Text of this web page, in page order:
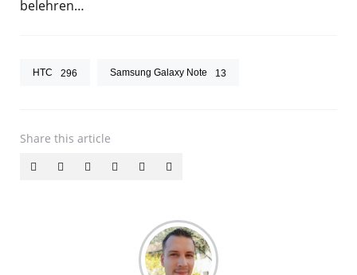
belehren…
HTC 296 Samsung Galaxy Note 13
Share this article